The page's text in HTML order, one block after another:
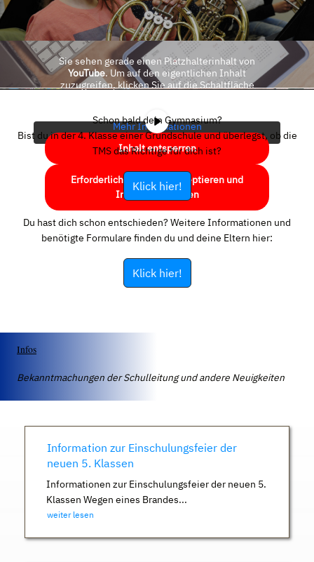
Sie sehen gerade einen Platzhalterinhalt von
YouTube. Um auf den eigentlichen Inhalt
zuzugreifen, klicken Sie auf die Schaltfläche
Mehr Informationen
Inhalt entsperren
Erforderlichen Service akzeptieren und
Inhalte entsperren
Schon bald dein Gymnasium?
Bist du in der 4. Klasse einer Grundschule und überlegst, ob die
TMS das Richtige für dich ist?
Klick hier!
Du hast dich schon entschieden? Weitere Informationen und
benötigte Formulare finden du und deine Eltern hier:
Klick hier!
Infos
Bekanntmachungen der Schulleitung und andere Neuigkeiten
Information zur Einschulungsfeier der
neuen 5. Klassen
Informationen zur Einschulungsfeier der neuen 5.
Klassen Wegen eines Brandes...
weiter lesen